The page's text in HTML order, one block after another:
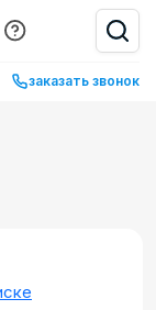
заказать звонок